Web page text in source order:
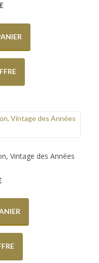
Vintage des Années